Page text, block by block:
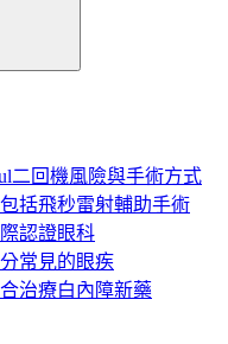
二回機風險與手術方式
括飛秒雷射輔助手術
認證眼科
常見的眼疾
治療白內障新藥